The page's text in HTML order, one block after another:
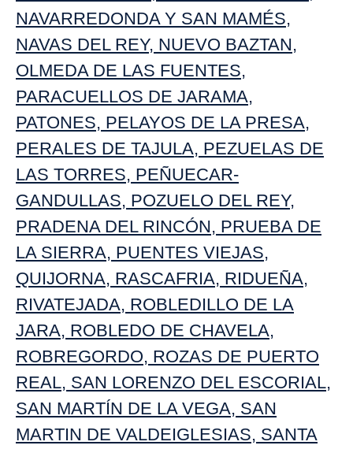
NAVARREDONDA Y SAN MAMÉS,
NAVAS DEL REY, NUEVO BAZTAN,
OLMEDA DE LAS FUENTES,
PARACUELLOS DE JARAMA,
PATONES, PELAYOS DE LA PRESA,
PERALES DE TAJULA, PEZUELAS DE
LAS TORRES, PEÑUECAR-
GANDULLAS, POZUELO DEL REY,
PRADENA DEL RINCÓN, PRUEBA DE
LA SIERRA, PUENTES VIEJAS,
QUIJORNA, RASCAFRIA, RIDUEÑA,
RIVATEJADA, ROBLEDILLO DE LA
JARA, ROBLEDO DE CHAVELA,
ROBREGORDO, ROZAS DE PUERTO
REAL, SAN LORENZO DEL ESCORIAL,
SAN MARTÍN DE LA VEGA, SAN
MARTIN DE VALDEIGLESIAS, SANTA